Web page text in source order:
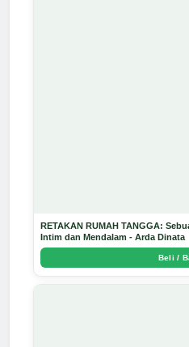
RETAKAN RUMAH TANGGA:
Intim dan Mendalam - Arda Dinata
Beli /